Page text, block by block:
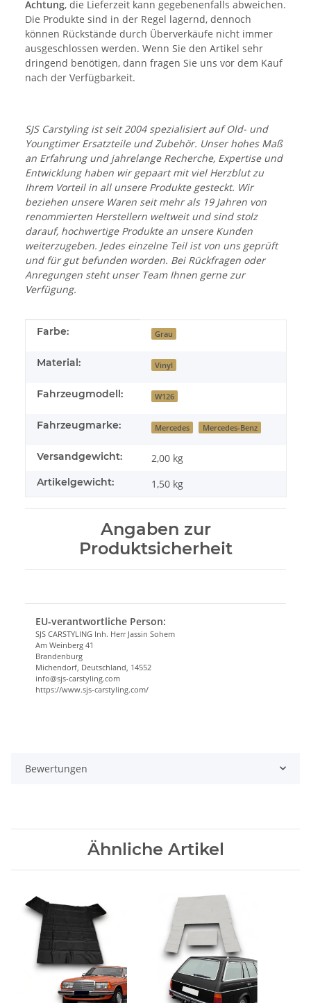
Achtung, die Lieferzeit kann gegebenenfalls abweichen.
Die Produkte sind in der Regel lagernd, dennoch
können Rückstände durch Überverkäufe nicht immer
ausgeschlossen werden. Wenn Sie den Artikel sehr
dringend benötigen, dann fragen Sie uns vor dem Kauf
nach der Verfügbarkeit.
SJS Carstyling ist seit 2004 spezialisiert auf Old- und
Youngtimer Ersatzteile und Zubehör. Unser hohes Maß
an Erfahrung und jahrelange Recherche, Expertise und
Entwicklung haben wir gepaart mit viel Herzblut zu
Ihrem Vorteil in all unsere Produkte gesteckt. Wir
beziehen unsere Waren seit mehr als 19 Jahren von
renommierten Herstellern weltweit und sind stolz
darauf, hochwertige Produkte an unsere Kunden
weiterzugeben. Jedes einzelne Teil ist von uns geprüft
und für gut befunden worden. Bei Rückfragen oder
Anregungen steht unser Team Ihnen gerne zur
Verfügung.
Produkteigenschaft
Wert
Farbe: Grau
Material: Vinyl
Fahrzeugmodell: W126
Fahrzeugmarke: Mercedes Mercedes-Benz
Versandgewicht: 2,00 kg
Artikelgewicht: 1,50 kg
Angaben zur
Produktsicherheit
EU-verantwortliche Person:
SJS CARSTYLING Inh. Herr Jassin Sohem
Am Weinberg 41
Brandenburg
Michendorf, Deutschland, 14552
info@sjs-carstyling.com
https://www.sjs-carstyling.com/
Bewertungen
Ähnliche Artikel